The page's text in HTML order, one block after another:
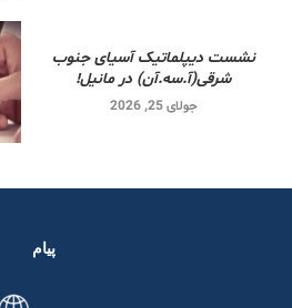
نشست دیپلماتیک آسیای جنوب
شرقی‌(آ.سه.آن) در مانیل!
جولای 25, 2026
پیام